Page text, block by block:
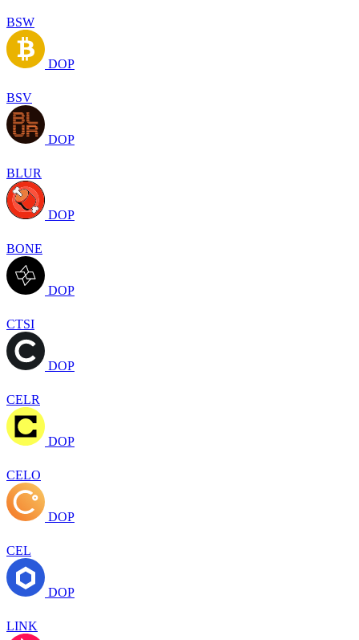
BSW
DOP
BSV
DOP
BLUR
DOP
BONE
DOP
CTSI
DOP
CELR
DOP
CELO
DOP
CEL
DOP
LINK